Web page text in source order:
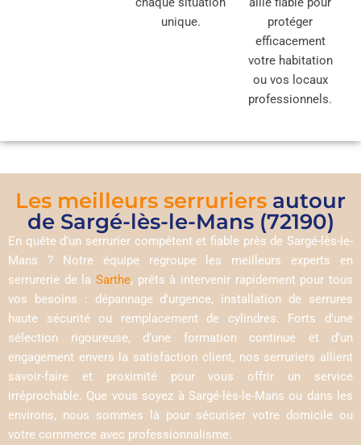
unique.
protéger
efficacement
votre habitation
ou vos locaux
professionnels.
Les meilleurs serruriers autour
de Sargé-lès-le-Mans (72190)
En quête d’un serrurier compétent et fiable près de Sargé-lès-le-
Mans ? Notre équipe regroupe les meilleurs experts en
serrurerie de la Sarthe, prêts à intervenir rapidement pour tous
vos besoins : dépannage d’urgence, installation de serrures
haute sécurité ou remplacement de cylindres. Forts d’une
sélection rigoureuse, d’une formation continue et d’un
engagement envers la satisfaction client, nos serruriers allient
savoir-faire et proximité pour vous offrir un service
irréprochable. Que vous soyez à Sargé-lès-le-Mans ou dans les
environs, nous sommes là pour sécuriser votre domicile ou
votre commerce avec professionnalisme.